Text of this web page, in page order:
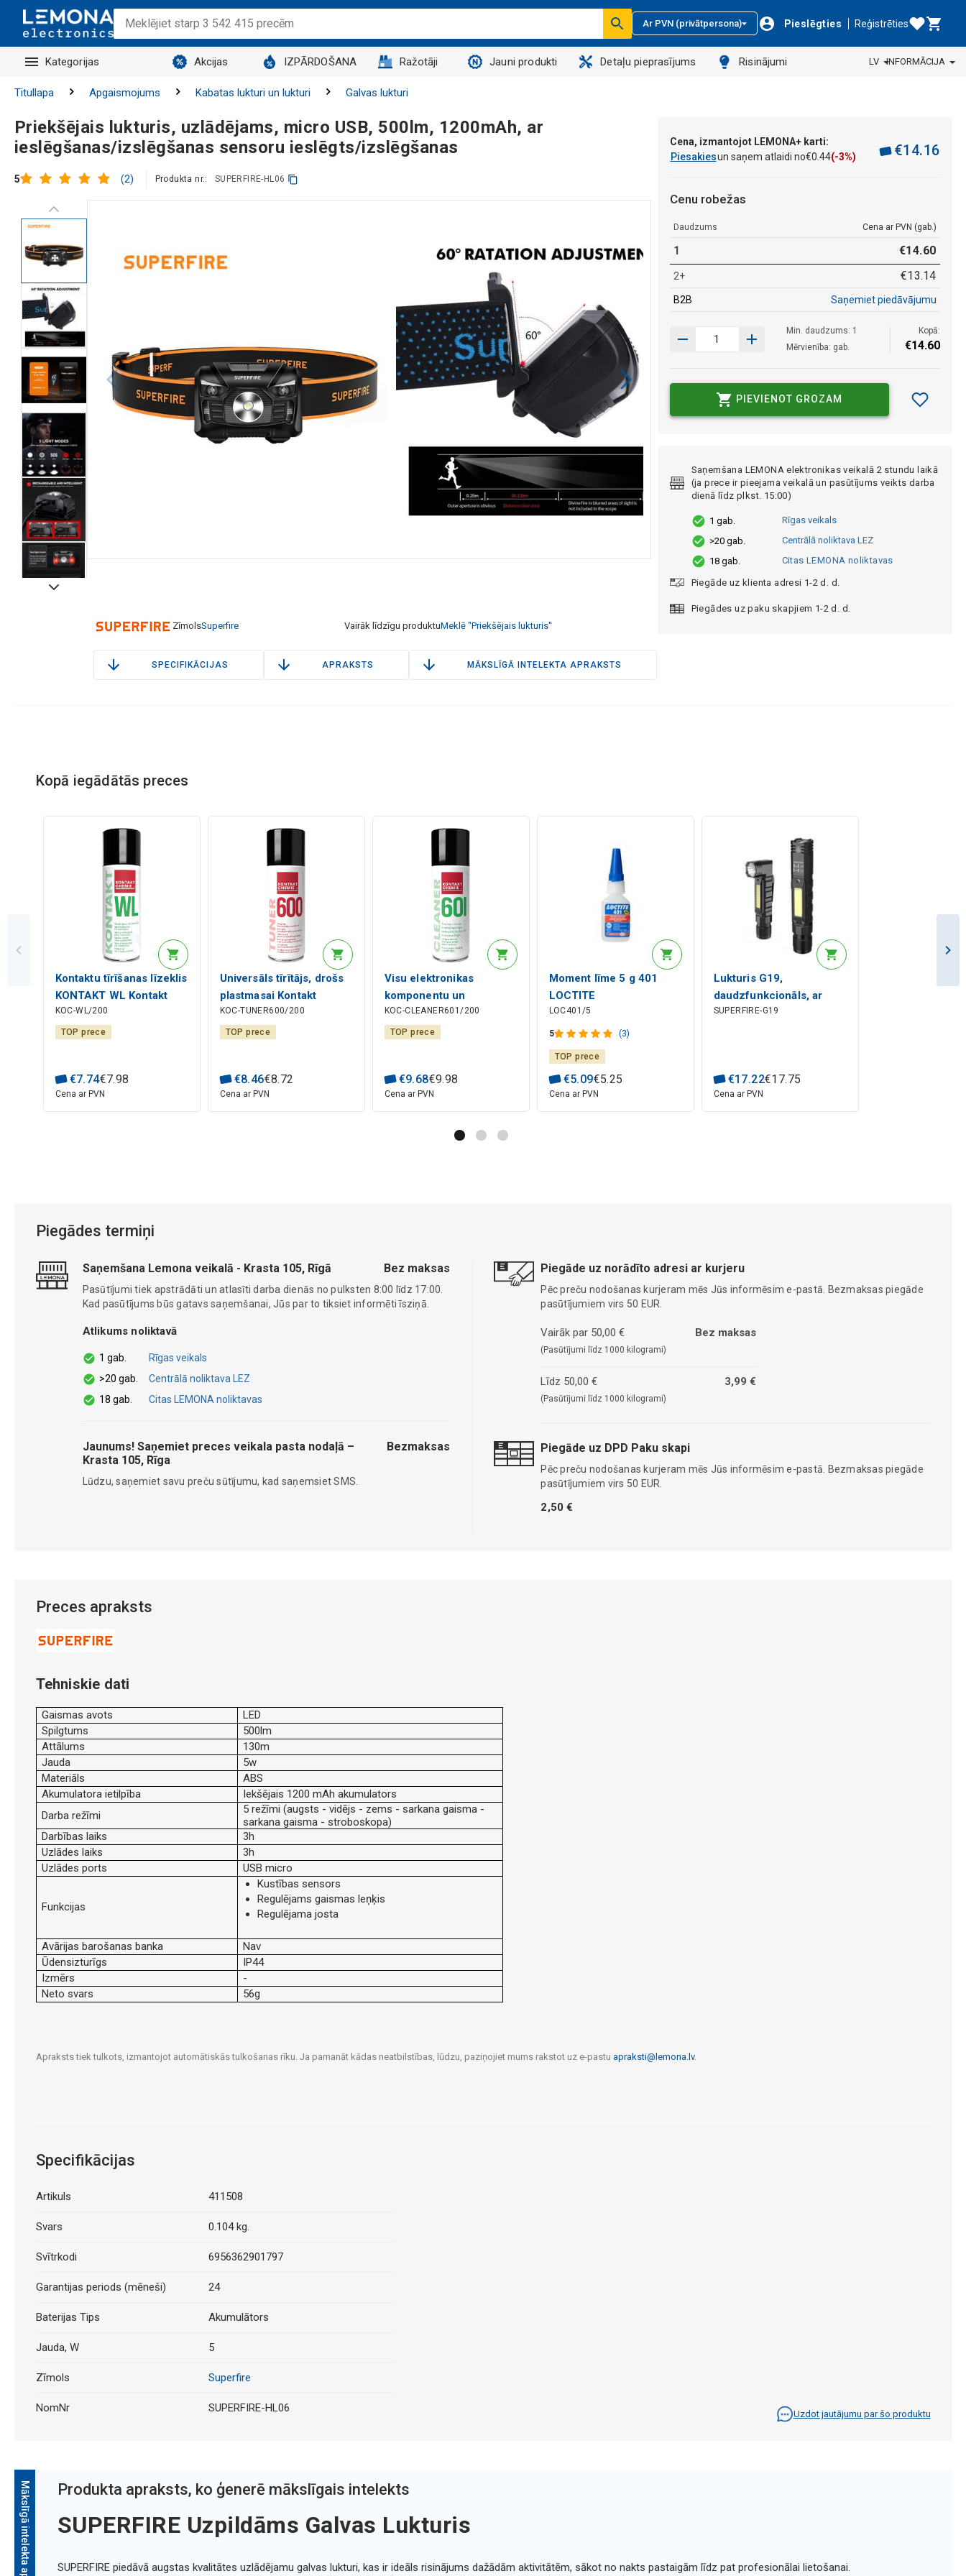
Ar PVN (privātpersona) Pieslēgties Reģistrēties
Kategorijas Akcijas IZPĀRDOŠANA Ražotāji Jauni produkti Detaļu pieprasījums Risinājumi LV INFORMĀCIJA
Titullapa Apgaismojums Kabatas lukturi un lukturi Galvas lukturi
Priekšējais lukturis, uzlādējams, micro USB, 500lm, 1200mAh, ar
ieslēgšanas/izslēgšanas sensoru ieslēgts/izslēgšanas
5 (2) Produkta nr.: SUPERFIRE-HL06
ZīmolsSuperfire Vairāk līdzīgu produktuMeklē "Priekšējais lukturis"
SPECIFIKĀCIJAS APRAKSTS MĀKSLĪGĀ INTELEKTA APRAKSTS
Cena, izmantojot LEMONA+ karti:
Piesakiesun saņem atlaidi no€0 44(-3%) €14.16
Cenu robežas
Daudzums Cena ar PVN (gab.)
1 €14.60
2+ €13.14
B2B Saņemiet piedāvājumu
Min. daudzums: 1
Mērvienība: gab.
Kopā:
€14.60
PIEVIENOT GROZAM
Saņemšana LEMONA elektronikas veikalā 2 stundu laikā
(ja prece ir pieejama veikalā un pasūtījums veikts darba
dienā līdz plkst. 15:00)
1 gab.
Rīgas veikals
>20 gab.
Centrālā noliktava LEZ
18 gab.
Citas LEMONA noliktavas
Piegāde uz klienta adresi 1-2 d. d.
Piegādes uz paku skapjiem 1-2 d. d.
Kopā iegādātās preces
Kontaktu tīrīšanas līzeklis
KONTAKT WL Kontakt
Chemie 200ml
KOC-WL/200
TOP prece
€7.74€7.98
Cena ar PVN
Universāls tīrītājs, drošs
plastmasai Kontakt
Chemie
KOC-TUNER600/200
TOP prece
€8.46€8.72
Cena ar PVN
Visu elektronikas
komponentu un
precizitātes mehānikas
tīrīšanas līdzeklis 200ml
KOC-CLEANER601/200
TOP prece
€9.68€9.98
Cena ar PVN
Moment līme 5 g 401
LOCTITE
LOC401/5
5 (3)
TOP prece
€5.09€5.25
Cena ar PVN
Lukturis G19,
daudzfunkcionāls, ar
magnētu, SMD + COB +
SUPERFIRE-G19
€17.22€17.75
Cena ar PVN
Piegādes termiņi
Saņemšana Lemona veikalā - Krasta 105, Rīgā Bez maksas
Pasūtījumi tiek apstrādāti un atlasīti darba dienās no pulksten 8:00 līdz 17:00.
Kad pasūtījums būs gatavs saņemšanai, Jūs par to tiksiet informēti īsziņā.
Atlikums noliktavā
1 gab.
Rīgas veikals
>20 gab.
Centrālā noliktava LEZ
18 gab.
Citas LEMONA noliktavas
Jaunums! Saņemiet preces veikala pasta nodaļā –
Krasta 105, Rīga
Bezmaksas
Lūdzu, saņemiet savu preču sūtījumu, kad saņemsiet SMS.
Piegāde uz norādīto adresi ar kurjeru
Pēc preču nodošanas kurjeram mēs Jūs informēsim e-pastā. Bezmaksas piegāde
pasūtījumiem virs 50 EUR.
Vairāk par 50,00 €
(Pasūtījumi līdz 1000 kilogrami)
Bez maksas
Līdz 50,00 €
(Pasūtījumi līdz 1000 kilogrami)
3,99 €
Piegāde uz DPD Paku skapi
Pēc preču nodošanas kurjeram mēs Jūs informēsim e-pastā. Bezmaksas piegāde
pasūtījumiem virs 50 EUR.
2,50 €
Preces apraksts
Tehniskie dati
Gaismas avots
LED
Spilgtums
500lm
Attālums
130m
Jauda
5w
Materiāls
ABS
Akumulatora ietilpība
Iekšējais 1200 mAh akumulators
Darba režīmi
5 režīmi (augsts - vidējs - zems - sarkana gaisma -
sarkana gaisma - stroboskopa)
Darbības laiks
3h
Uzlādes laiks
3h
Uzlādes ports
USB micro
Funkcijas
Kustības sensors
Regulējams gaismas leņķis
Regulējama josta
Avārijas barošanas banka
Nav
Ūdensizturīgs
IP44
Izmērs
-
Neto svars
56g
Apraksts tiek tulkots, izmantojot automātiskās tulkošanas rīku. Ja pamanāt kādas neatbilstības, lūdzu, paziņojiet mums rakstot uz e-pastu apraksti@lemona.lv.
Specifikācijas
Artikuls 411508
Svars 0.104 kg.
Svītrkodi 6956362901797
Garantijas periods (mēneši) 24
Baterijas Tips Akumulātors
Jauda, W 5
Zīmols Superfire
NomNr SUPERFIRE-HL06 Uzdot jautājumu par šo produktu
Mākslīgā intelekta apraksts Produkta apraksts, ko ģenerē mākslīgais intelekts
SUPERFIRE Uzpildāms Galvas Lukturis
SUPERFIRE piedāvā augstas kvalitātes uzlādējamu galvas lukturi, kas ir ideāls risinājums dažādām aktivitātēm, sākot no nakts pastaigām līdz pat profesionālai lietošanai.